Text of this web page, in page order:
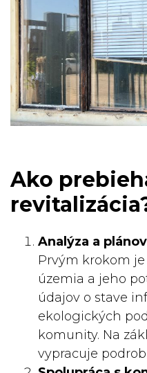
Ako
Analýza a
Prvým krokom
územia a jeho
údajov o stave
ekologických
komunity. Na
vypracuje